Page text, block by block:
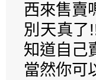
西來售賣
別天真了
知道自己
當然你可